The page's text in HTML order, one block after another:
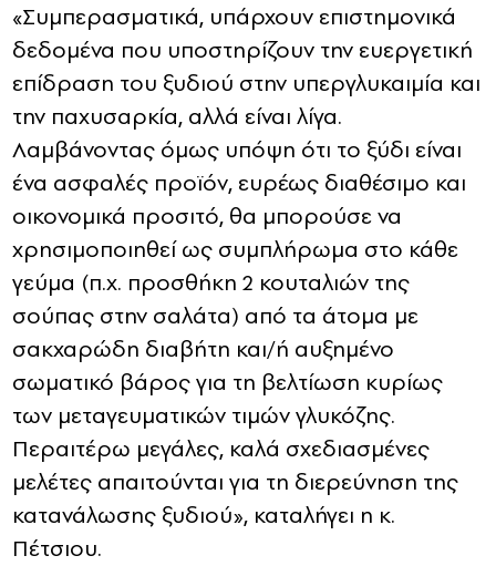
«Συμπερασματικά, υπάρχουν επιστημονικά
δεδομένα που υποστηρίζουν την ευεργετική
επίδραση του ξυδιού στην υπεργλυκαιμία και
την παχυσαρκία, αλλά είναι λίγα.
Λαμβάνοντας όμως υπόψη ότι το ξύδι είναι
ένα ασφαλές προϊόν, ευρέως διαθέσιμο και
οικονομικά προσιτό, θα μπορούσε να
χρησιμοποιηθεί ως συμπλήρωμα στο κάθε
γεύμα (π.χ. προσθήκη 2 κουταλιών της
σούπας στην σαλάτα) από τα άτομα με
σακχαρώδη διαβήτη και/ή αυξημένο
σωματικό βάρος για τη βελτίωση κυρίως
των μεταγευματικών τιμών γλυκόζης.
Περαιτέρω μεγάλες, καλά σχεδιασμένες
μελέτες απαιτούνται για τη διερεύνηση της
κατανάλωσης ξυδιού», καταλήγει η κ.
Πέτσιου.